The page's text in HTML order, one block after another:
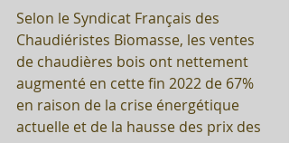
Selon le Syndicat Français des
Chaudiéristes Biomasse, les ventes
de chaudières bois ont nettement
augmenté en cette fin 2022 de 67%
en raison de la crise énergétique
actuelle et de la hausse des prix des